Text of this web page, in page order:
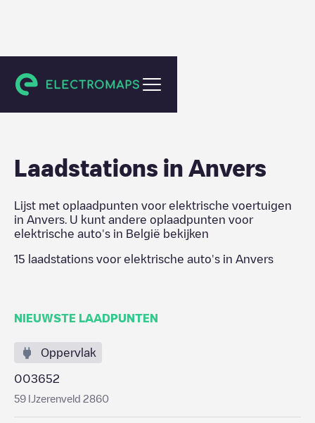
België
Laadstations in Anvers
Lijst met oplaadpunten voor elektrische voertuigen
in Anvers . U kunt andere oplaadpunten voor
elektrische auto's in België bekijken
15 laadstations voor elektrische auto's in Anvers
NIEUWSTE LAADPUNTEN
Oppervlak
003652
59 IJzerenveld 2860